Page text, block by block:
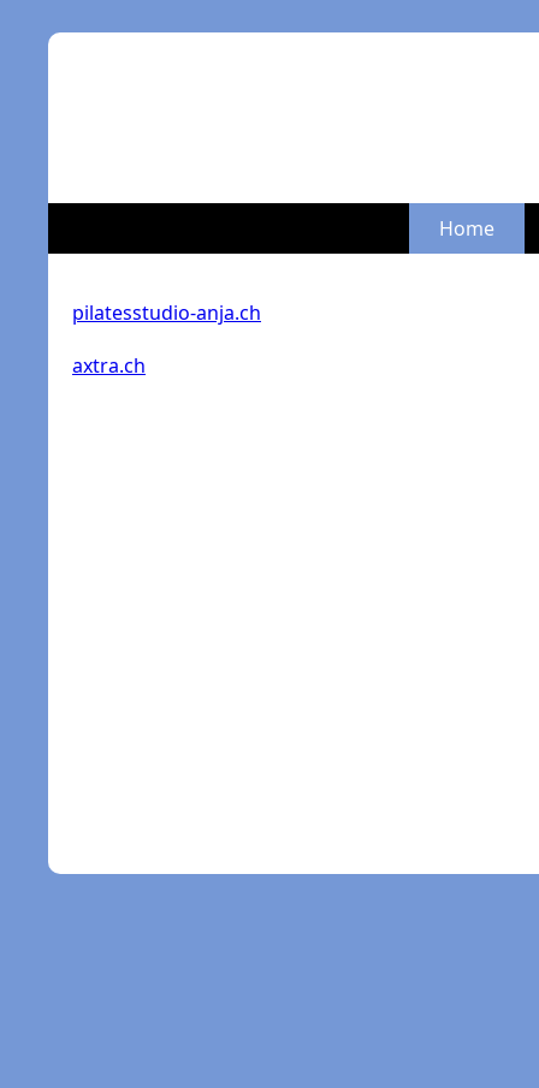
Home
pilatesstudio-anja.ch
axtra.ch